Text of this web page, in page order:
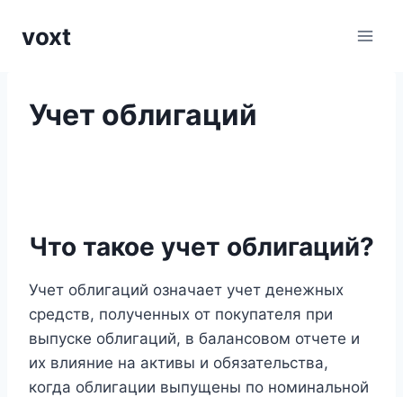
voxt
Учет облигаций
Что такое учет облигаций?
Учет облигаций означает учет денежных
средств, полученных от покупателя при
выпуске облигаций, в балансовом отчете и
их влияние на активы и обязательства,
когда облигации выпущены по номинальной